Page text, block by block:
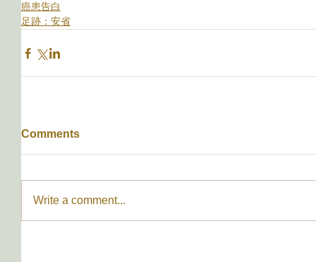
癌患告白
足跡：安省
Comments
Write a comment...